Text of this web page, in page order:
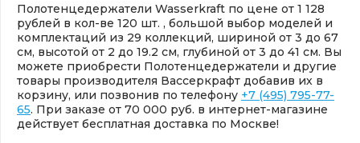
Полотенцедержатели Wasserkraft по цене от 1 128
рублей в кол-ве 120 шт. , большой выбор моделей и
комплектаций из 29 коллекций, шириной от 3 до 67
см, высотой от 2 до 19.2 см, глубиной от 3 до 41 см. Вы
можете приобрести Полотенцедержатели и другие
товары производителя Вассеркрафт добавив их в
корзину, или позвонив по телефону +7 (495) 795-77-
65. При заказе от 70 000 руб. в интернет-магазине
действует бесплатная доставка по Москве!